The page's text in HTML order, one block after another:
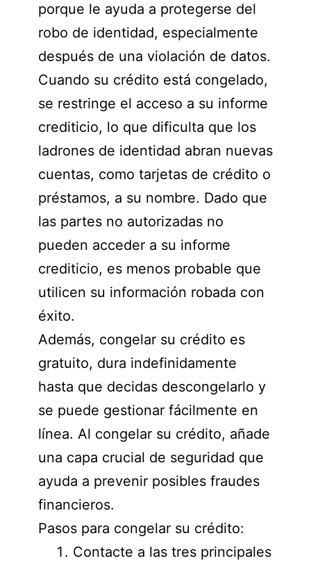
porque le ayuda a protegerse del
robo de identidad, especialmente
después de una violación de datos.
Cuando su crédito está congelado,
se restringe el acceso a su informe
crediticio, lo que dificulta que los
ladrones de identidad abran nuevas
cuentas, como tarjetas de crédito o
préstamos, a su nombre. Dado que
las partes no autorizadas no
pueden acceder a su informe
crediticio, es menos probable que
utilicen su información robada con
éxito.
Además, congelar su crédito es
gratuito, dura indefinidamente
hasta que decidas descongelarlo y
se puede gestionar fácilmente en
línea. Al congelar su crédito, añade
una capa crucial de seguridad que
ayuda a prevenir posibles fraudes
financieros.
Pasos para congelar su crédito:
Contacte a las tres principales